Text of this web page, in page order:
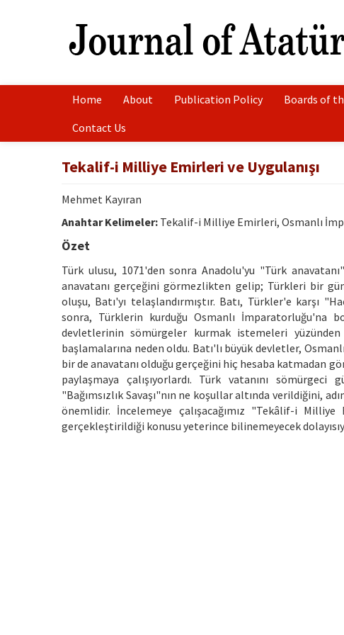
Home About Publication Policy Boards of
Contact Us
Tekalif-i Milliye Emirleri ve Uygulanışı
Mehmet Kayıran
Anahtar Kelimeler: Tekalif-i Milliye Emirleri, Osmanlı
Özet
Türk ulusu, 1071'den sonra Anadolu'yu "Türk
anavatanı gerçeğini görmezlikten gelip; Türkleri bir
oluşu, Batı'yı telaşlandırmıştır. Batı, Türkler'e karşı
sonra, Türklerin kurduğu Osmanlı İmparatorluğu'na
devletlerinin sömürgeler kurmak istemeleri
başlamalarına neden oldu. Batı'lı büyük devletler,
bir de anavatanı olduğu gerçeğini hiç hesaba katmadan
paylaşmaya çalışıyorlardı. Türk vatanını
"Bağımsızlık Savaşı"nın ne koşullar altında verildiğini,
önemlidir. İncelemeye çalışacağımız "Tekâlif-i
gerçekleştirildiği konusu yeterince bilinemeyecek